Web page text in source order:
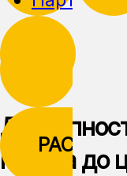
начала до